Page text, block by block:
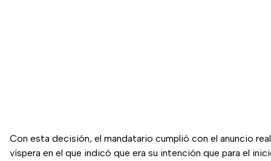
Con esta decisión, el mandatario cumplió con el anuncio
víspera en el que indicó que era su intención que para el